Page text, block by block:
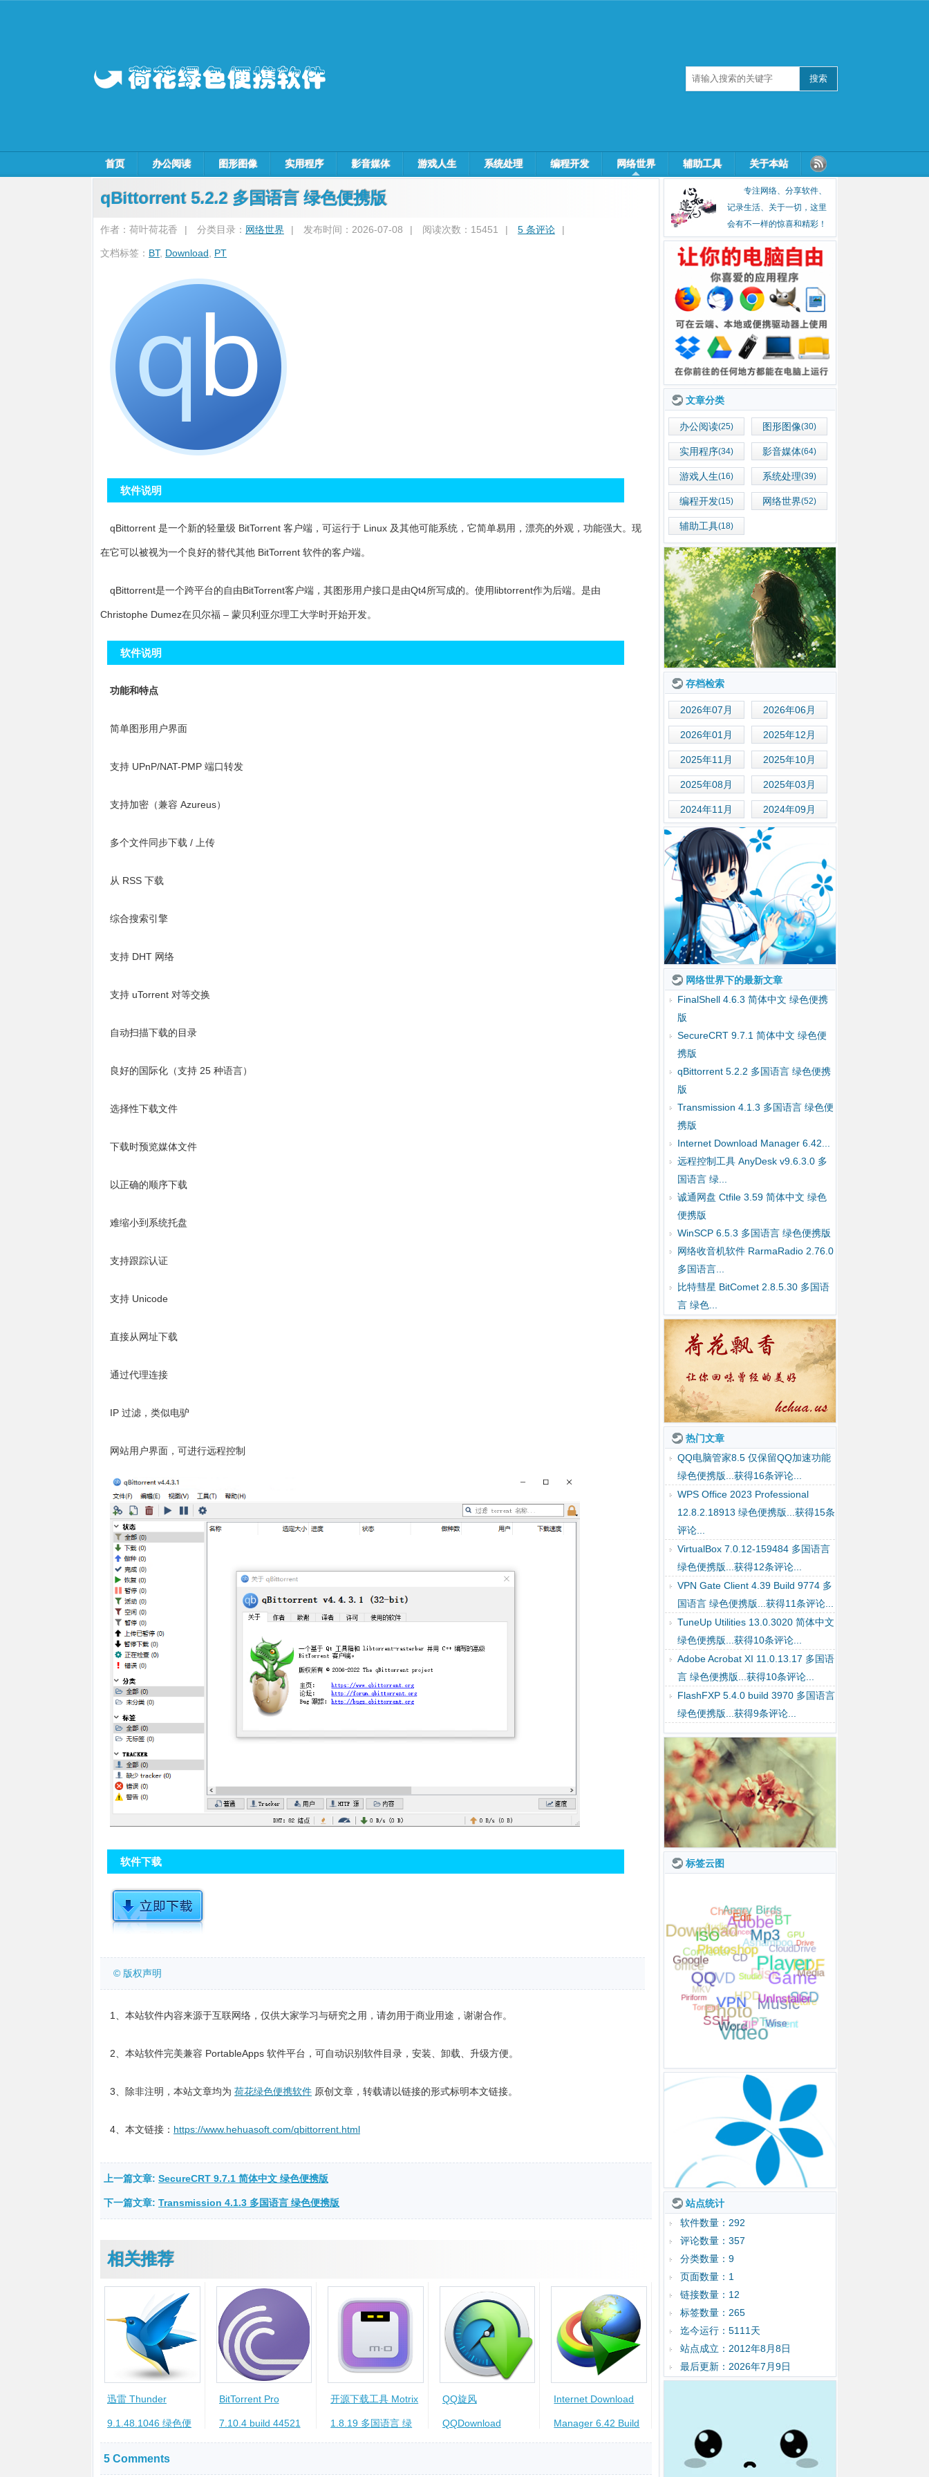
首页 办公阅读 图形图像 实用程序 影音媒体 游戏人生 系统处理 编程开发 网络世界 辅助工具 关于本站
qBittorrent 5.2.2 多国语言 绿色便携版
作者：荷叶荷花香 | 分类目录： 网络世界 | 发布时间：2026-07-08 | 阅读次数：15451 | 5 条评论 |
文档标签： BT, Download PT
软件说明
qBittorrent 是一个新的轻量级 BitTorrent 客户端，可运行于 Linux 及其他可能系统，它简单易用，漂亮的外观，功能强大。现
在它可以被视为一个良好的替代其他 BitTorrent 软件的客户端。
qBittorrent是一个跨平台的自由BitTorrent客户端，其图形用户接口是由Qt4所写成的。使用libtorrent作为后端。是由
Christophe Dumez在贝尔福 – 蒙贝利亚尔理工大学时开始开发。
软件说明
功能和特点
简单图形用户界面
支持 UPnP/NAT-PMP 端口转发
支持加密（兼容 Azureus）
多个文件同步下载 / 上传
从 RSS 下载
综合搜索引擎
支持 DHT 网络
支持 uTorrent 对等交换
自动扫描下载的目录
良好的国际化（支持 25 种语言）
选择性下载文件
下载时预览媒体文件
以正确的顺序下载
难缩小到系统托盘
支持跟踪认证
支持 Unicode
直接从网址下载
通过代理连接
IP 过滤，类似电驴
网站用户界面，可进行远程控制
软件下载
© 版权声明
1、本站软件内容来源于互联网络，仅供大家学习与研究之用，请勿用于商业用途，谢谢合作。
2、本站软件完美兼容 PortableApps 软件平台，可自动识别软件目录，安装、卸载、升级方便。
3、除非注明，本站文章均为 荷花绿色便携软件 原创文章，转载请以链接的形式标明本文链接。
4、本文链接： https://www.hehuasoft.com/qbittorrent.html
上一篇文章: SecureCRT 9.7.1 简体中文 绿色便携版
下一篇文章: Transmission 4.1.3 多国语言 绿色便携版
相关推荐
迅雷 Thunder
9.1.48.1046 绿色便
BitTorrent Pro
7.10.4 build 44521
开源下载工具 Motrix
1.8.19 多国语言 绿
QQ旋风
QQDownload
Internet Download
Manager 6.42 Build
5 Comments
专注网络、分享软件、
记录生活、关于一切，这里
会有不一样的惊喜和精彩！
文章分类
办公阅读(25) 图形图像(30)
实用程序(34) 影音媒体(64)
游戏人生(16) 系统处理(39)
编程开发(15) 网络世界(52)
辅助工具(18)
存档检索
2026年07月 2026年06月
2026年01月 2025年12月
2025年11月 2025年10月
2025年08月 2025年03月
2024年11月 2024年09月
网络世界下的最新文章
FinalShell 4.6.3 简体中文 绿色便携
版
SecureCRT 9.7.1 简体中文 绿色便
携版
qBittorrent 5.2.2 多国语言 绿色便携
版
Transmission 4.1.3 多国语言 绿色便
携版
Internet Download Manager 6.42...
远程控制工具 AnyDesk v9.6.3.0 多
国语言 绿...
诚通网盘 Ctfile 3.59 简体中文 绿色
便携版
WinSCP 6.5.3 多国语言 绿色便携版
网络收音机软件 RarmaRadio 2.76.0
多国语言...
比特彗星 BitComet 2.8.5.30 多国语
言 绿色...
热门文章
QQ电脑管家8.5 仅保留QQ加速功能
绿色便携版...获得16条评论...
WPS Office 2023 Professional
12.8.2.18913 绿色便携版...获得15条
评论...
VirtualBox 7.0.12-159484 多国语言
绿色便携版...获得12条评论...
VPN Gate Client 4.39 Build 9774 多
国语言 绿色便携版...获得11条评论...
TuneUp Utilities 13.0.3020 简体中文
绿色便携版...获得10条评论...
Adobe Acrobat XI 11.0.13.17 多国语
言 绿色便携版...获得10条评论...
绿色便携版...获得9条评论...
WinRAR 7.01 简体中文 绿色便携
版...获得7条评论...
Google Chrome 119.0.6045.106 多
国语言 绿色便携版...获得7条评论...
Disk Genius Pro 5.5.0.1488 多国语
言 绿色便携版...获得7条评论...
标签云图
Adobe
Advanced
Angry Birds
Ashampoo
Audio
BT
CD
Chrome
CloudDrive
Converter
CPU
Disk
Download
Drive
DVD
Edit
Game
Google
GPU
HDD
ISO
Media
MKV
Mp3
Music
office PDF
Photo
Photoshop
Picture
Piriform
Player
PT
QQ
SSD
SSH
Studio
Tencent
Torrent
UnInstaller
Video
VPN
Wise
WordZIP
站点统计
软件数量：292
评论数量：357
分类数量：9
页面数量：1
链接数量：12
标签数量：265
迄今运行：5111天
站点成立：2012年8月8日
最后更新：2026年7月9日